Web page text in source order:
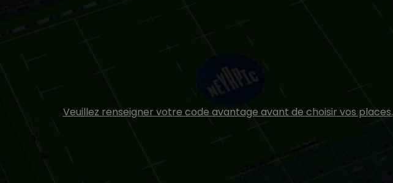
Veuillez renseigner votre code avantage avant de choisir vos places.